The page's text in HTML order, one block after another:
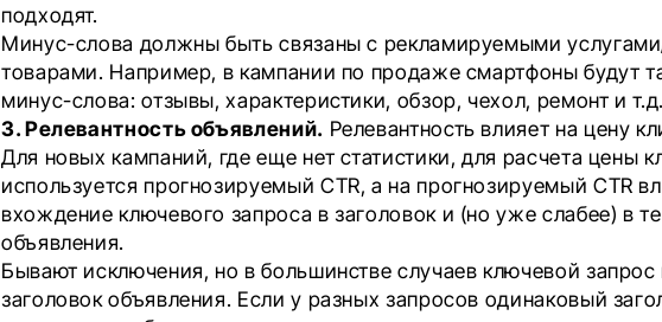
подходят.
Минус-слова должны быть связаны с рекламируемыми
товарами. Например, в кампании по продаже смартфоны будут
минус-слова: отзывы, характеристики, обзор, чехол, ремонт и т.д.
3. Релевантность объявлений. Релевантность влияет на цену
Для новых кампаний, где еще нет статистики, для расчета цены
используется прогнозируемый CTR, а на прогнозируемый CTR
вхождение ключевого запроса в заголовок и (но уже слабее) в
объявления.
Бывают исключения, но в большинстве случаев ключевой запрос
заголовок объявления. Если у разных запросов одинаковый